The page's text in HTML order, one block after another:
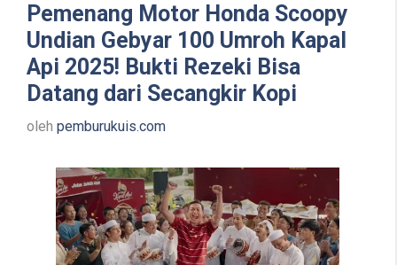
Pemenang Motor Honda Scoopy
Undian Gebyar 100 Umroh Kapal
Api 2025! Bukti Rezeki Bisa
Datang dari Secangkir Kopi
oleh pemburukuis.com